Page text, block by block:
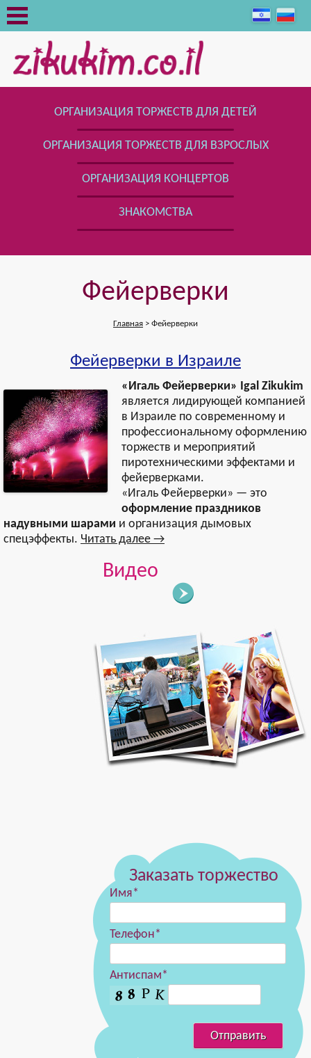
ОРГАНИЗАЦИЯ ТОРЖЕСТВ ДЛЯ ДЕТЕЙ
ОРГАНИЗАЦИЯ ТОРЖЕСТВ ДЛЯ ВЗРОСЛЫХ
ОРГАНИЗАЦИЯ КОНЦЕРТОВ
ЗНАКОМСТВА
Фейерверки
Главная > Фейерверки
Фейерверки в Израиле
«Игаль Фейерверки» Igal Zikukim
является лидирующей компанией
в Израиле по современному и
профессиональному оформлению
торжеств и мероприятий
пиротехническими эффектами и
фейерверками.
«Игаль Фейерверки» — это
оформление праздников
надувными шарами и организация дымовых
спецэффекты. Читать далее →
Видео
Заказать торжество
Имя*
Телефон*
Антиспам*